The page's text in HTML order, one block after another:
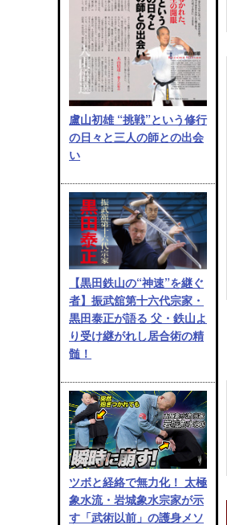
盧山初雄 “挑戦”という修行
の日々と三人の師との出会
い
【黒田鉄山の“神速”を継ぐ
者】振武舘第十六代宗家・
黒田泰正が語る 父・鉄山よ
り受け継がれし居合術の精
髄！
ツボと経絡で無力化！ 太極
象水流・岩城象水宗家が示
す「武術以前」の護身メソ